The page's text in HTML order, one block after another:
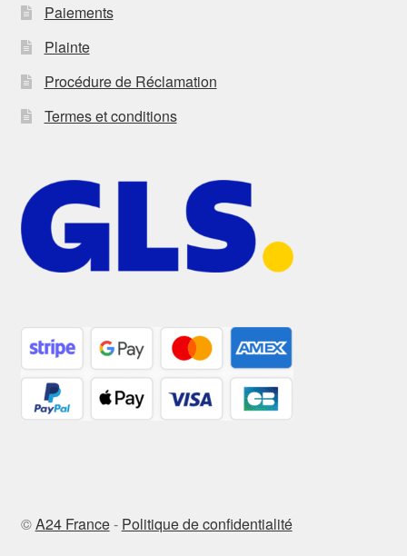
Paiements
Plainte
Procédure de Réclamation
Termes et conditions
©A24 France- Politique de confidentialité